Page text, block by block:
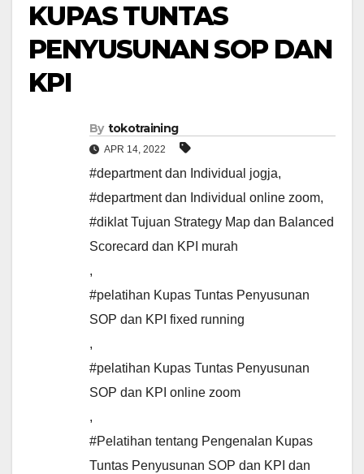
KUPAS TUNTAS
PENYUSUNAN SOP DAN
KPI
By tokotraining
APR 14, 2022
#department dan Individual jogja,
#department dan Individual online zoom,
#diklat Tujuan Strategy Map dan Balanced
Scorecard dan KPI murah
,
#pelatihan Kupas Tuntas Penyusunan
SOP dan KPI fixed running
,
#pelatihan Kupas Tuntas Penyusunan
SOP dan KPI online zoom
,
#Pelatihan tentang Pengenalan Kupas
Tuntas Penyusunan SOP dan KPI dan